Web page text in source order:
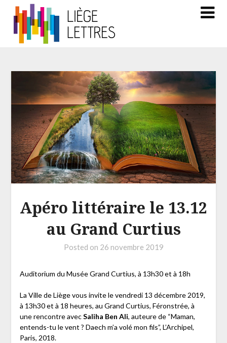
Apéro littéraire le 13.12
au Grand Curtius
Posted on 26 novembre 2019
Auditorium du Musée Grand Curtius, à 13h30 et à 18h
La Ville de Liège vous invite le vendredi 13 décembre 2019,
à 13h30 et à 18 heures, au Grand Curtius, Féronstrée, à
une rencontre avecSaliha Ben Ali, auteure de “Maman,
entends-tu le vent ? Daech m’a volé mon fils”, L’Archipel,
Paris, 2018.